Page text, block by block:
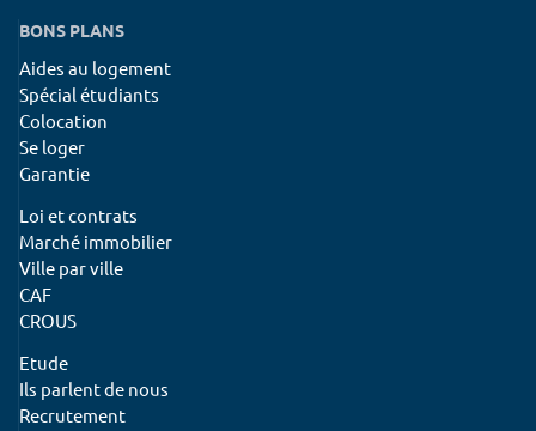
BONS PLANS
Aides au logement
Spécial étudiants
Colocation
Se loger
Garantie
Loi et contrats
Marché immobilier
Ville par ville
CAF
CROUS
Etude
Ils parlent de nous
Recrutement